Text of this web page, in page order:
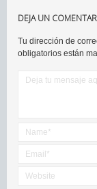
DEJA UN
Tu dirección de
obligatorios están